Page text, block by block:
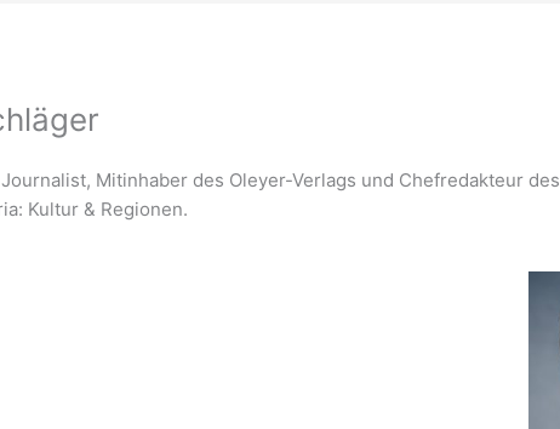
Mitinhaber des Oleyer-Verlags und Chefredakteur des
Kultur & Regionen.